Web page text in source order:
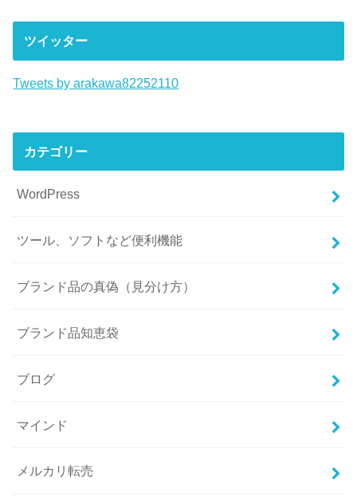
ツイッター
Tweets by arakawa82252110
カテゴリー
WordPress
ツール、ソフトなど便利機能
ブランド品の真偽（見分け方）
ブランド品知恵袋
ブログ
マインド
メルカリ転売